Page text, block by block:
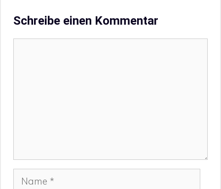
Schreibe einen Kommentar